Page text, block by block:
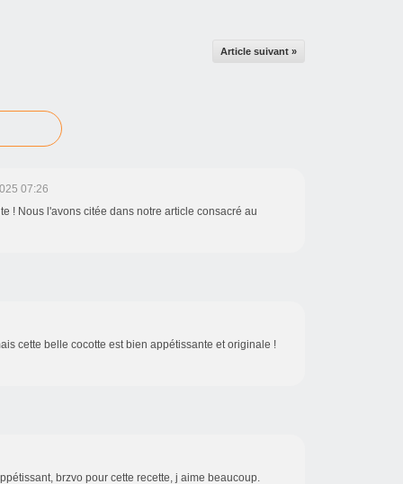
Article suivant »
07:26
! Nous l'avons citée dans notre article consacré au
cette belle cocotte est bien appétissante et originale !
brzvo pour cette recette, j aime beaucoup.